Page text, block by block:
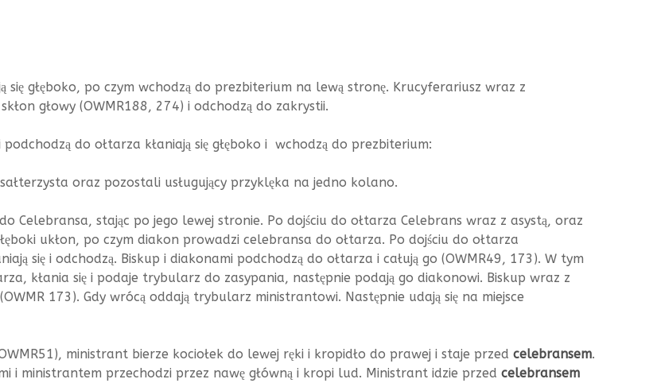
głęboko, po czym wchodzą do prezbiterium na lewą stronę. Krucyferariusz wraz z
głowy (OWMR188, 274) i odchodzą do zakrystii.
do ołtarza kłaniają się głęboko i wchodzą do prezbiterium:
oraz pozostali usługujący przyklęka na jedno kolano.
Celebransa, stając po jego lewej stronie. Po dojściu do ołtarza Celebrans wraz z asystą, oraz
ukłon, po czym diakon prowadzi celebransa do ołtarza. Po dojściu do ołtarza
się i odchodzą. Biskup i diakonami podchodzą do ołtarza i całują go (OWMR49, 173). W tym
kłania się i podaje trybularz do zasypania, następnie podają go diakonowi. Biskup wraz z
173). Gdy wrócą oddają trybularz ministrantowi. Następnie udają się na miejsce
ministrant bierze kociołek do lewej ręki i kropidło do prawej i staje przed celebransem.
i ministrantem przechodzi przez nawę główną i kropi lud. Ministrant idzie przed celebransem